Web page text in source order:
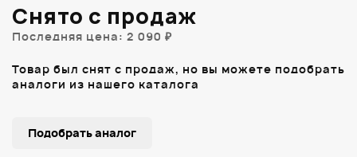
Снято с продаж
Последняя цена: 2 090 ₽
Товар был снят с продаж, но вы можете подобрать
аналоги из нашего каталога
Подобрать аналог